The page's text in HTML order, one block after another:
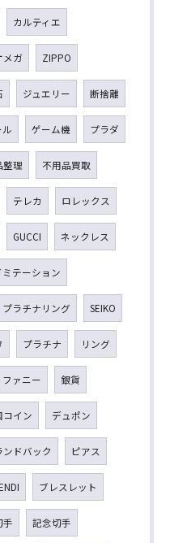
カルティエ
メガ ZIPPO
ジュエリー 断捨離
ル ゲーム機 プラダ
整理 不用品買取
テレカ ロレックス
GUCCI ネックレス
ミテーション
プラチナリング SEIKO
プラチナ リング
ファニー 銀貨
コイン デュポン
ンドバック ピアス
ブレスレット
手 記念切手